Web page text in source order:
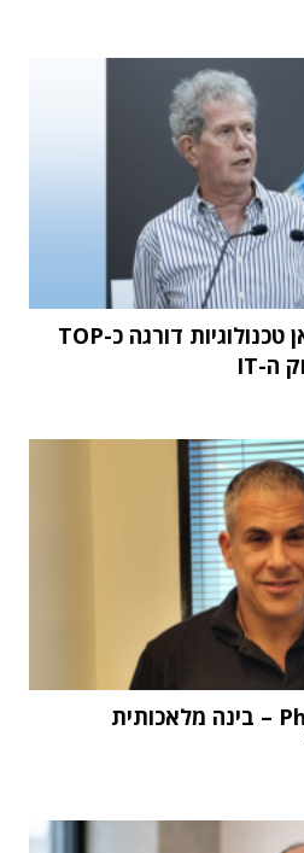
מחקר STKI השנתי: וואן טכנולוגיות דורגה כ-TOP
"העתיד הוא Physical AI – בינה מלאכותית